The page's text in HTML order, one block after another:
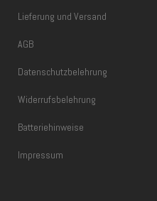
Lieferung und Versand
AGB
Datenschutzbelehrung
Widerrufsbelehrung
Batteriehinweise
Impressum